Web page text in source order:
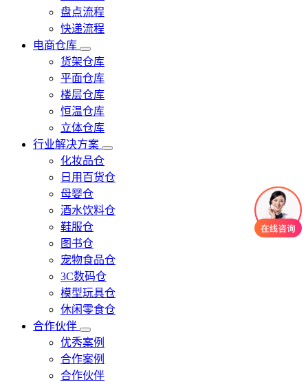
盘点流程
快递流程
电商仓库
货架仓库
平面仓库
楼层仓库
恒温仓库
立体仓库
行业解决方案
化妆品仓
日用百货仓
母婴仓
酒水饮料仓
鞋服仓
图书仓
宠物食品仓
3C数码仓
模型玩具仓
休闲零食仓
合作伙伴
优秀案例
合作案例
合作伙伴